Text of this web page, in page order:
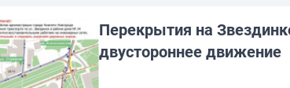
Перекрытия на
двустороннее движение